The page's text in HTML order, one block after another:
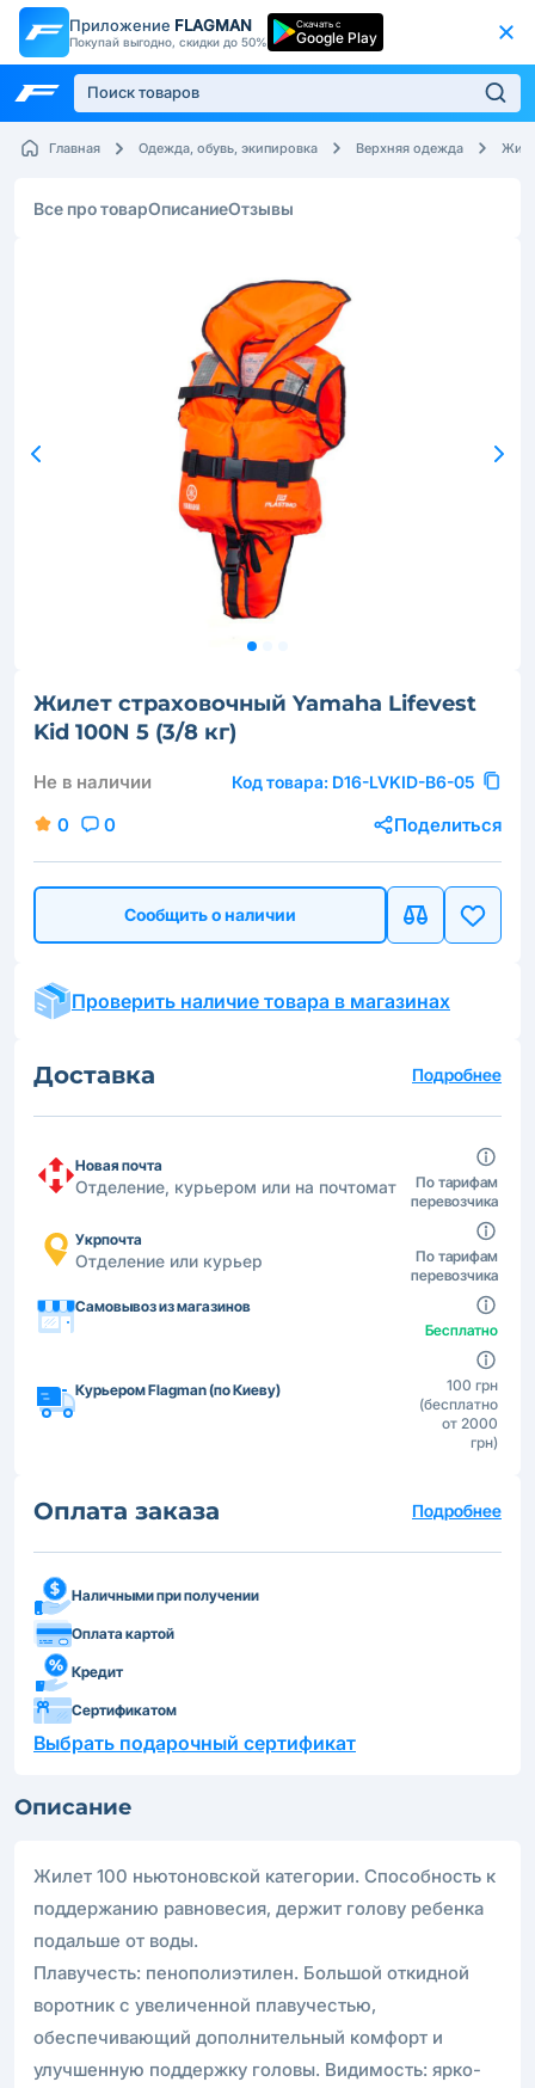
Приложение FLAGMAN
Покупай выгодно, скидки до 50%
Скачать с
Google Play
Главная Одежда, обувь, экипировка Верхняя одежда
Все про товарОписаниеОтзывы
Жилет страховочный Yamaha Lifevest
Kid 100N 5 (3/8 кг)
Не в наличии Код товара: D16-LVKID-B6-05
0 0 Поделиться
Сообщить о наличии
Проверить наличие товара в магазинах
Доставка Подробнее
Новая почта
Отделение, курьером или на почтомат
По тарифам
перевозчика
Укрпочта
Отделение или курьер
По тарифам
перевозчика
Самовывоз из магазинов
Бесплатно
Курьером Flagman (по Киеву)
100 грн
(бесплатно
от 2000
грн)
Оплата заказа Подробнее
Наличными при получении
Оплата картой
Кредит
Сертификатом
Выбрать подарочный сертификат
Описание
Жилет 100 ньютоновской категории. Способность к
поддержанию равновесия, держит голову ребенка
подальше от воды.
Плавучесть: пенополиэтилен. Большой откидной
воротник с увеличенной плавучестью,
обеспечивающий дополнительный комфорт и
улучшенную поддержку головы. Видимость: ярко-